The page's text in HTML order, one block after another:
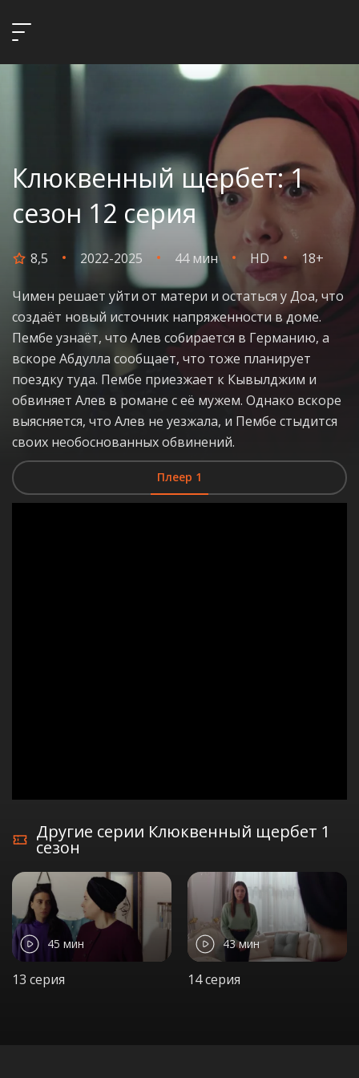
Клюквенный щербет: 1
сезон 12 серия
8,5 2022-2025 44 мин HD 18+
Чимен решает уйти от матери и остаться у Доа, что
создаёт новый источник напряженности в доме.
Пембе узнаёт, что Алев собирается в Германию, а
вскоре Абдулла сообщает, что тоже планирует
поездку туда. Пембе приезжает к Кывылджим и
обвиняет Алев в романе с её мужем. Однако вскоре
выясняется, что Алев не уезжала, и Пембе стыдится
своих необоснованных обвинений.
Плеер 1
Другие серии Клюквенный щербет 1
сезон
45 мин
13 серия
43 мин
14 серия